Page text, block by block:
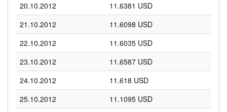
20.10.2012
11.6381 USD
21.10.2012
11.6098 USD
22.10.2012
11.6035 USD
23.10.2012
11.6587 USD
24.10.2012
11.618 USD
25.10.2012
11.1095 USD